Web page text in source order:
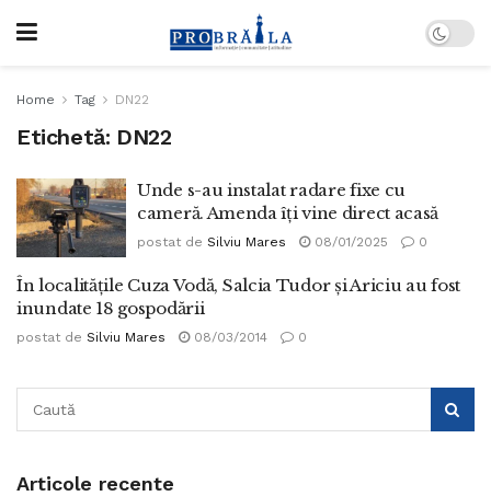
Home Tag DN22
Etichetă: DN22
Unde s-au instalat radare fixe cu
cameră. Amenda îți vine direct acasă
postat de Silviu Mares 08/01/2025 0
În localităţile Cuza Vodă, Salcia Tudor şi Ariciu au fost
inundate 18 gospodării
postat de Silviu Mares 08/03/2014 0
Articole recente